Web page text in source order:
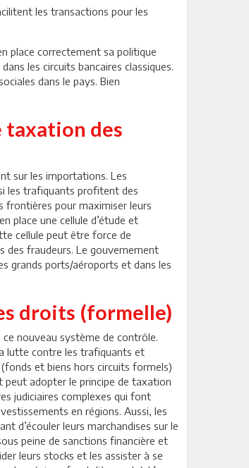
les transactions pour les
place correctement sa politique
les circuits bancaires classiques.
dans le pays. Bien
taxation des
sur les importations. Les
les trafiquants profitent des
frontières pour maximiser leurs
place une cellule d’étude et
cellule peut être force de
des fraudeurs. Le gouvernement
grands ports/aéroports et dans les
droits (formelle)
nouveau système de contrôle.
lutte contre les trafiquants et
et biens hors circuits formels)
peut adopter le principe de taxation
judiciaires complexes qui font
en régions. Aussi, les
d’écouler leurs marchandises sur le
peine de sanctions financière et
leurs stocks et les assister à se